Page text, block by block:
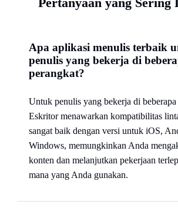
Apa aplikasi menulis terbaik
penulis yang bekerja di
perangkat?
Untuk penulis yang bekerja di beberapa
Eskritor menawarkan kompatibilitas
sangat baik dengan versi untuk iOS,
Windows, memungkinkan Anda
konten dan melanjutkan pekerjaan
mana yang Anda gunakan.